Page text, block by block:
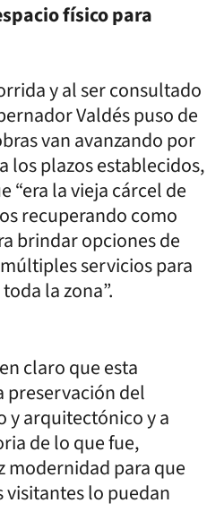
físico para
y al ser consultado
Valdés puso de
van avanzando por
los plazos establecidos,
“era la vieja cárcel de
recuperando como
brindar opciones de
servicios para
la zona”.
claro que esta
preservación del
arquitectónico y a
de lo que fue,
modernidad para que
lo puedan